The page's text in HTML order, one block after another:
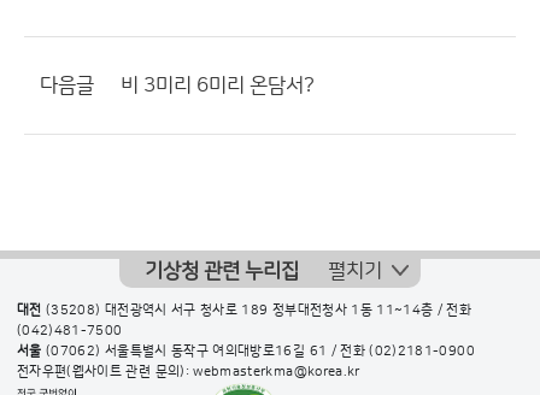
다음글 비 3미리 6미리 온담서?
기상청 관련 누리집 펼치기
대전 (35208) 대전광역시 서구 청사로 189 정부대전청사 1동 11~14층 / 전화
(042)481-7500
서울 (07062) 서울특별시 동작구 여의대방로16길 61 / 전화(02)2181-0900
전자우편(웹사이트 관련 문의): webmasterkma@korea.kr